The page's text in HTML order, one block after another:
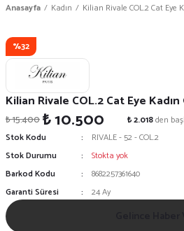
Anasayfa Kadın Kilian Rivale COL.2 Cat Eye
%32
Kilian Rivale COL.2 Cat Eye
₺ 15.400₺ 10.500 ₺ 2.018den
Stok Kodu
RIVALE - 52 - COL.2
Stok Durumu
Stokta yok
Barkod Kodu
8682257361640
Garanti Süresi
24 Ay